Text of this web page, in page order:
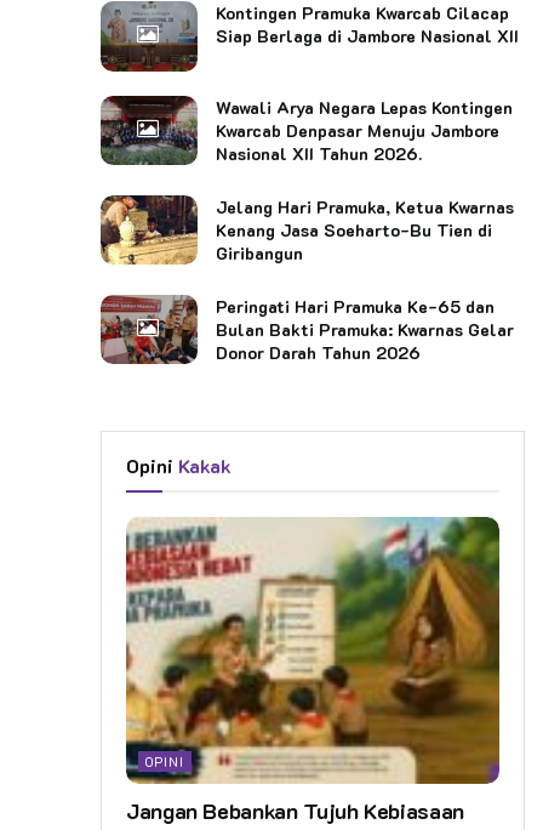
Kontingen Pramuka Kwarcab Cilacap
Siap Berlaga di Jambore Nasional XII
Wawali Arya Negara Lepas Kontingen
Kwarcab Denpasar Menuju Jambore
Nasional XII Tahun 2026.
Jelang Hari Pramuka, Ketua Kwarnas
Kenang Jasa Soeharto-Bu Tien di
Giribangun
Peringati Hari Pramuka Ke-65 dan
Bulan Bakti Pramuka: Kwarnas Gelar
Donor Darah Tahun 2026
Opini Kakak
OPINI
Jangan Bebankan Tujuh Kebiasaan